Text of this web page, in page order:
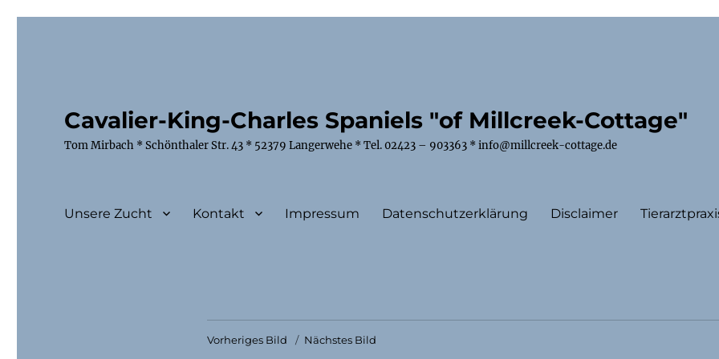
Cavalier-King-Charles Spaniels "of Millcreek-Cottage"
Tom Mirbach * Schönthaler Str. 43 * 52379 Langerwehe * Tel. 02423 – 903363 * info@millcreek-cottage.de
Unsere Zucht Kontakt Impressum Datenschutzerklärung Disclaimer
Vorheriges Bild Nächstes Bild